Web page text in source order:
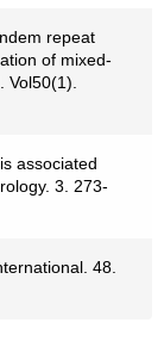
repeat
of mixed-
associated
3. 273-
48.